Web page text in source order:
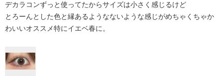
デカラコンずっと使ってたからサイズは小さく感じるけど
とろーんとした色と縁あるようなないような感じがめちゃくちゃか
わいいオススメ特にイエベ春に。